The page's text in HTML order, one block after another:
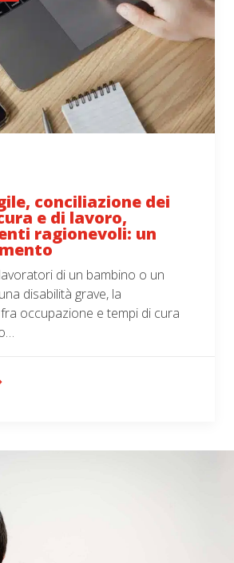
conciliazione dei
e di lavoro,
ragionevoli: un
di un bambino o un
disabilità grave, la
occupazione e tempi di cura